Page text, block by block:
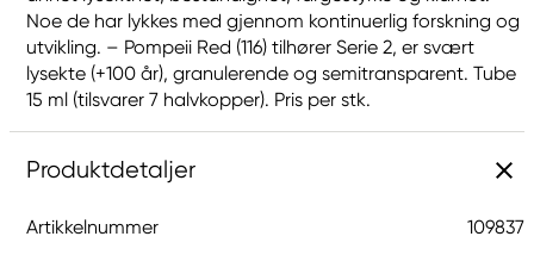
Noe de har lykkes med gjennom kontinuerlig forskning og
utvikling. – Pompeii Red (116) tilhører Serie 2, er svært
lysekte (+100 år), granulerende og semitransparent. Tube
15 ml (tilsvarer 7 halvkopper). Pris per stk.
Produktdetaljer
Artikkelnummer
109837